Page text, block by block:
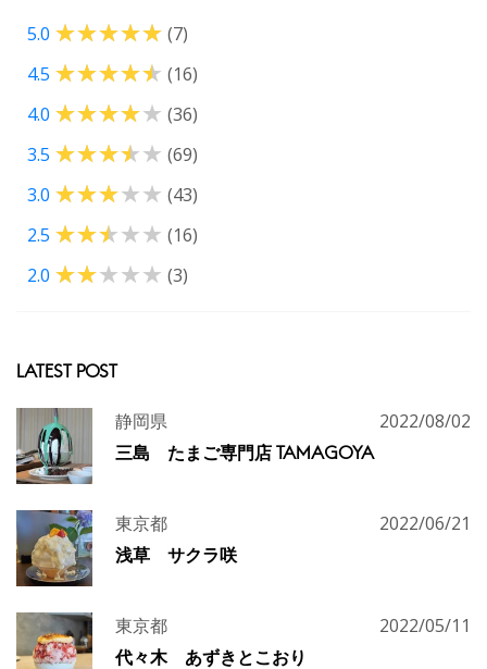
5.0
(7)
4.5
(16)
4.0
(36)
3.5
(69)
3.0
(43)
2.5
(16)
2.0
(3)
LATEST POST
静岡県 2022/08/02
三島 たまご専門店 TAMAGOYA
東京都 2022/06/21
浅草 サクラ咲
東京都 2022/05/11
代々木 あずきとこおり